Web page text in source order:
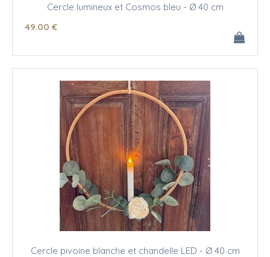
Cercle lumineux et Cosmos bleu - Ø 40 cm
49.00 €
Cercle pivoine blanche et chandelle LED - Ø 40 cm